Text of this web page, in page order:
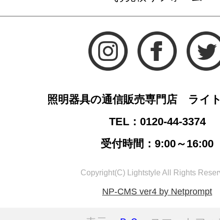
照明器具の通信販売専門店 ライ
TEL：0120-44-3374
受付時間：9:00～16:00
Copyright(C) Lightstyle All Rights
NP-CMS ver4 by Netprompt